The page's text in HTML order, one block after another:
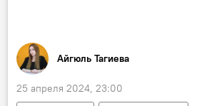
Айгюль Тагиева
25 апреля 2024, 23:00